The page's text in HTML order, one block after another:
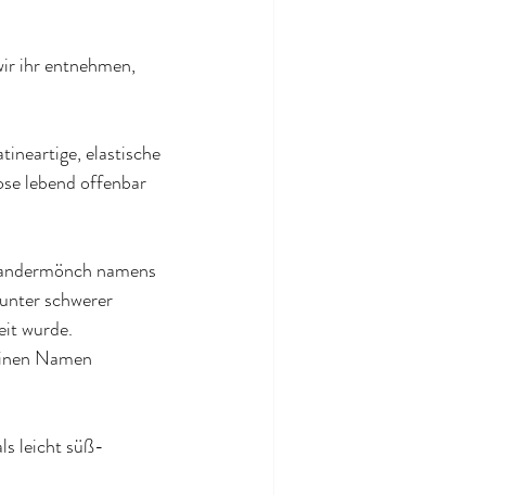
ihr entnehmen,
elastische
lebend offenbar
namens
schwerer
wurde.
Namen
leicht süß-